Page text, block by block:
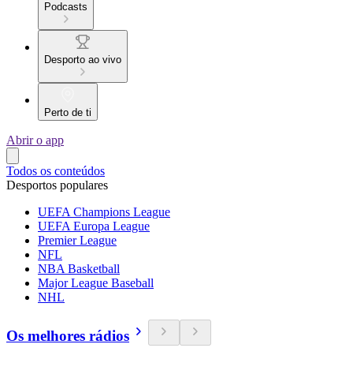
Podcasts
Desporto ao vivo
Perto de ti
Abrir o app
Todos os conteúdos
Desportos populares
UEFA Champions League
UEFA Europa League
Premier League
NFL
NBA Basketball
Major League Baseball
NHL
Os melhores rádios